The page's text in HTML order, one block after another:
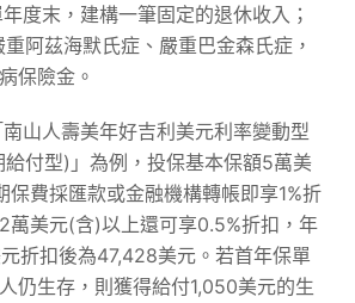
度末，建構一筆固定的退休收入；
阿茲海默氏症、嚴重巴金森氏症，
保險金。
山人壽美年好吉利美元利率變動型
付型)」為例，投保基本保額5萬美
保費採匯款或金融機構轉帳即享1%折
萬美元(含)以上還可享0.5%折扣，年
折扣後為47,428美元。若首年保單
仍生存，則獲得給付1,050美元的生